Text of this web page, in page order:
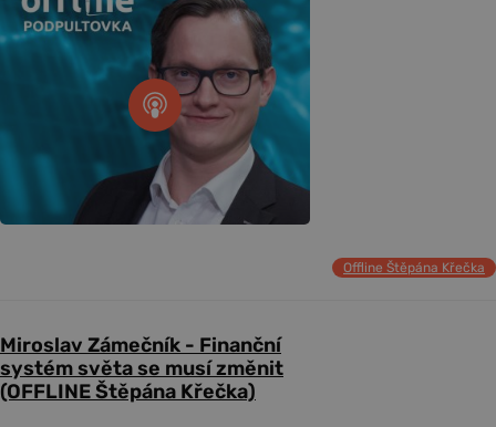
Offline Štěpána Křečka
Miroslav Zámečník - Finanční
systém světa se musí změnit
(OFFLINE Štěpána Křečka)